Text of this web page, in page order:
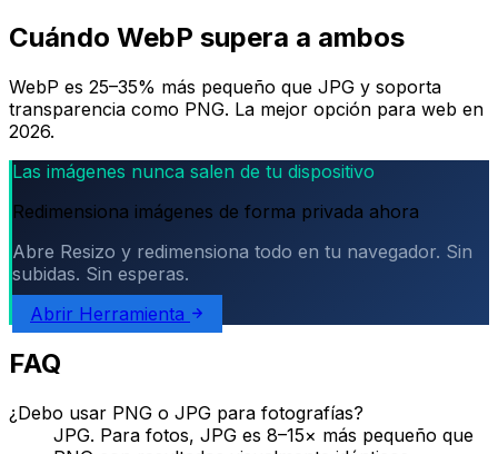
Cuándo WebP supera a ambos
WebP es 25–35% más pequeño que JPG y soporta
transparencia como PNG. La mejor opción para web en
2026.
Las imágenes nunca salen de tu dispositivo
Redimensiona imágenes de forma privada ahora
Abre Resizo y redimensiona todo en tu navegador. Sin
subidas. Sin esperas.
Abrir Herramienta
FAQ
¿Debo usar PNG o JPG para fotografías?
JPG. Para fotos, JPG es 8–15× más pequeño que